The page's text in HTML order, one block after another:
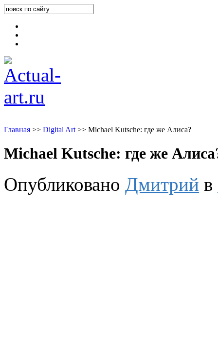
Главная >> Digital Art >> Michael Kutsche: где же Алиса?
Michael Kutsche: где же
Опубликовано Дмитрий в